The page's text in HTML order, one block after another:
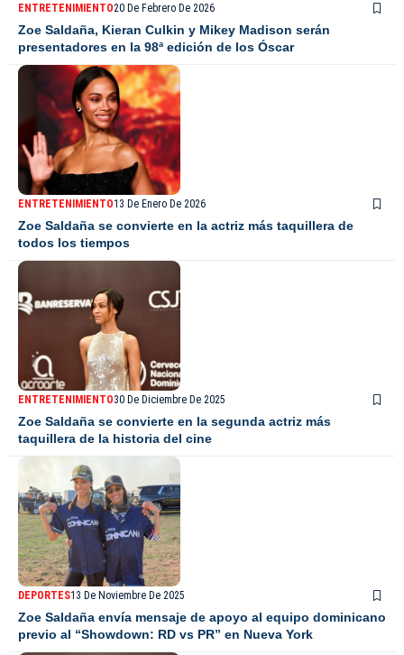
ENTRETENIMIENTO20 De Febrero De 2026
Zoe Saldaña, Kieran Culkin y Mikey Madison serán
presentadores en la 98ª edición de los Óscar
ENTRETENIMIENTO13 De Enero De 2026
Zoe Saldaña se convierte en la actriz más taquillera de
todos los tiempos
ENTRETENIMIENTO30 De Diciembre De 2025
Zoe Saldaña se convierte en la segunda actriz más
taquillera de la historia del cine
DEPORTES13 De Noviembre De 2025
Zoe Saldaña envía mensaje de apoyo al equipo dominicano
previo al “Showdown: RD vs PR” en Nueva York